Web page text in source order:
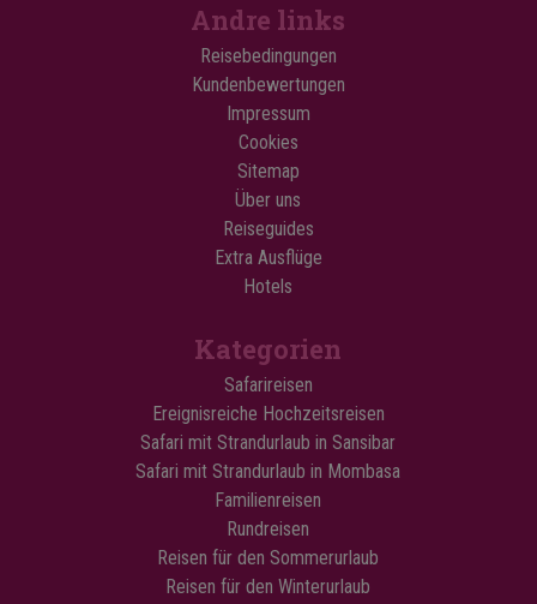
Andre links
Reisebedingungen
Kundenbewertungen
Impressum
Cookies
Sitemap
Über uns
Reiseguides
Extra Ausflüge
Hotels
Kategorien
Safarireisen
Ereignisreiche Hochzeitsreisen
Safari mit Strandurlaub in Sansibar
Safari mit Strandurlaub in Mombasa
Familienreisen
Rundreisen
Reisen für den Sommerurlaub
Reisen für den Winterurlaub